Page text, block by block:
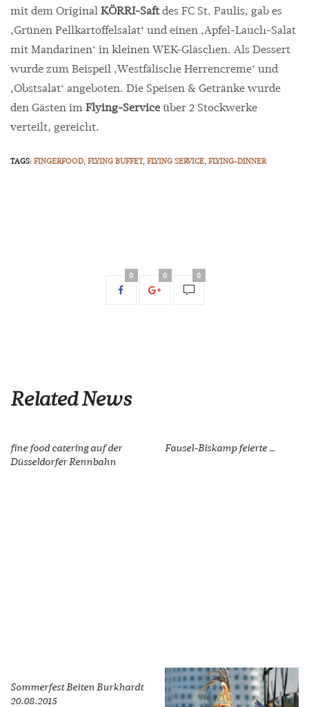
mit dem Original KÖRRI-Saft des FC St. Paulis, gab es
‚Grünen Pellkartoffelsalat‘ und einen ‚Apfel-Lauch-Salat
mit Mandarinen‘ in kleinen WEK-Gläschen. Als Dessert
wurde zum Beispeil ‚Westfälische Herrencreme‘ und
‚Obstsalat‘ angeboten. Die Speisen & Getränke wurde
den Gästen im Flying-Service über 2 Stockwerke
verteilt, gereicht.
TAGS: FINGERFOOD, FLYING BUFFET, FLYING SERVICE, FLYING-DINNER
0 0 0
Related News
fine food catering auf der
Düsseldorfer Rennbahn
Fausel-Biskamp feierte …
Sommerfest Beiten Burkhardt
20.08.2015